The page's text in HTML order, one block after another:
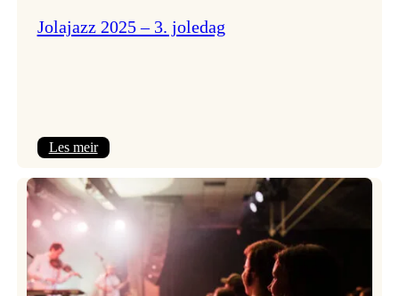
Jolajazz 2025 – 3. joledag
Les meir:
2025
–
joledag